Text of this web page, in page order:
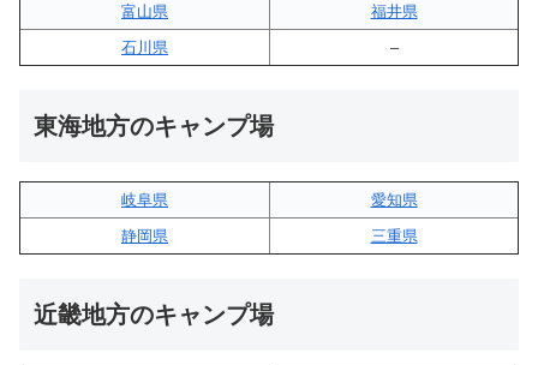
富山県
福井県
石川県
–
東海地方のキャンプ場
岐阜県
愛知県
静岡県
三重県
近畿地方のキャンプ場